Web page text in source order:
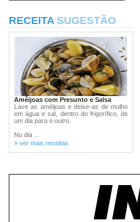
RECEITA SUGESTÃO
Amêijoas com Presunto e Salsa
Lave as amêijoas e deixe-as de molho
em água e sal, dentro do frigorífico, de
um dia para o outro.
No dia ...
» ver mais receitas